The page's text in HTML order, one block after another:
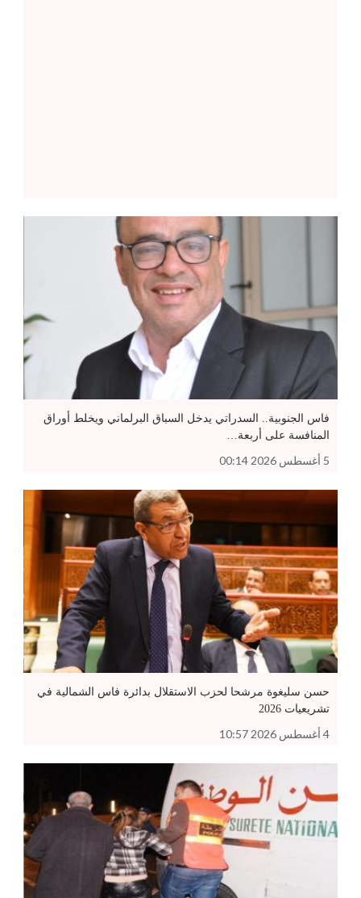
فاس الجنوبية.. السدراتي يدخل السباق البرلماني ويخلط أوراق
المنافسة على أربعة…
5 أغسطس 2026 00:14
حسن سليغوة مرشحا لحزب الاستقلال بدائرة فاس الشمالية في
تشريعيات 2026
4 أغسطس 2026 10:57